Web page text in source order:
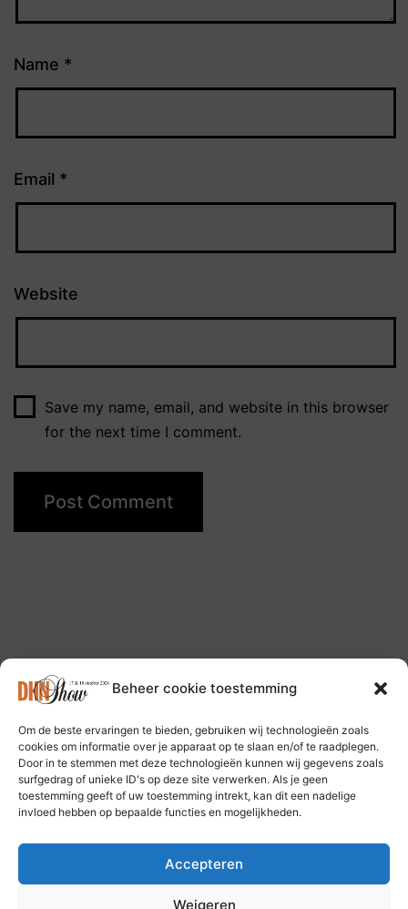
Beheer cookie toestemming
Om de beste ervaringen te bieden, gebruiken wij technologieën zoals
cookies om informatie over je apparaat op te slaan en/of te raadplegen.
Door in te stemmen met deze technologieën kunnen wij gegevens zoals
surfgedrag of unieke ID's op deze site verwerken. Als je geen
toestemming geeft of uw toestemming intrekt, kan dit een nadelige
invloed hebben op bepaalde functies en mogelijkheden.
Accepteren
Weigeren
Name *
Email *
Website
Save my name, email, and website in this browser
for the next time I comment.
Follow us on: Bluesky Social Media